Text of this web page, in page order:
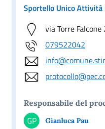
Sportello Unico
via Torre Falcone
079522042
Responsabile del
GP Gianluca Pau